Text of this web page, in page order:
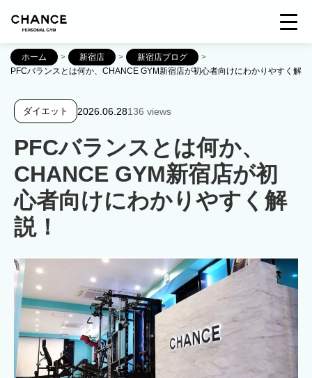
ホーム > 新宿店 > 新宿店ブログ
>
PFCバランスとは何か、CHANCE GYM新宿店が初心者向けにわかりやすく解説
ダイエット 2026.06.28136 views
PFCバランスとは何か、
CHANCE GYM新宿店が初
心者向けにわかりやすく解
説！